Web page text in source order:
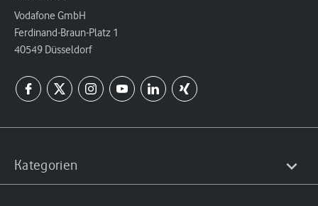
Vodafone GmbH
Ferdinand-Braun-Platz 1
40549 Düsseldorf
Kategorien